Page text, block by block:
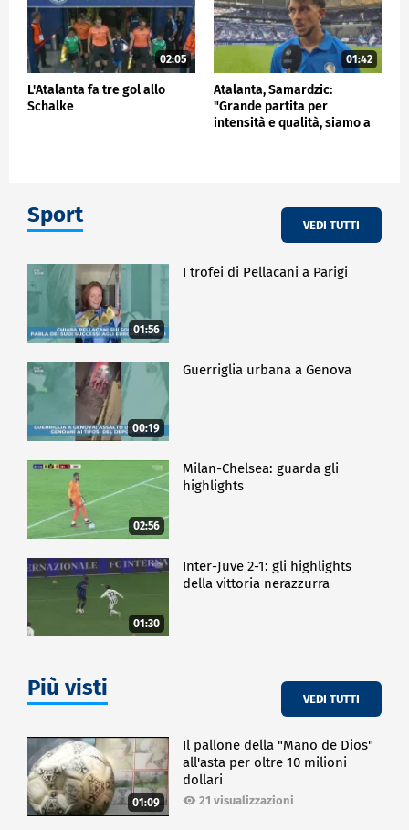
02:05
L'Atalanta fa tre gol allo
Schalke
01:42
Atalanta, Samardzic:
"Grande partita per
intensità e qualità, siamo a
Sport VEDI TUTTI
01:56
I trofei di Pellacani a Parigi
00:19
Guerriglia urbana a Genova
02:56
Milan-Chelsea: guarda gli
highlights
01:30
Inter-Juve 2-1: gli highlights
della vittoria nerazzurra
Più visti VEDI TUTTI
01:09
Il pallone della "Mano de Dios"
all'asta per oltre 10 milioni
dollari
21 visualizzazioni